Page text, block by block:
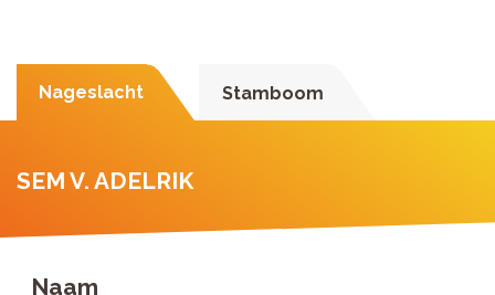
Nageslacht Stamboom
SEM V. ADELRIK
Naam